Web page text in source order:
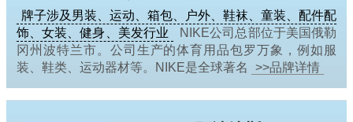
牌子涉及男装、运动、箱包、户外、鞋袜、童装、配件配
饰、女装、健身、美发行业
NIKE公司总部位于美国俄勒
冈州波特兰市。公司生产的体育用品包罗万象，例如服
装、鞋类、运动器材等。NIKE是全球著名
>>品牌详情